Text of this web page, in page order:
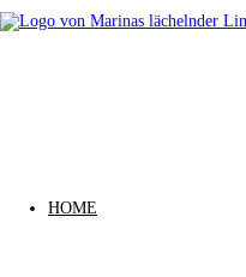
Zurück
zum
HOME